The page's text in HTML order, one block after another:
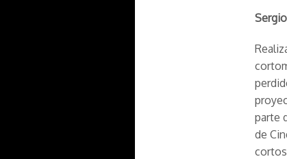
parte
de